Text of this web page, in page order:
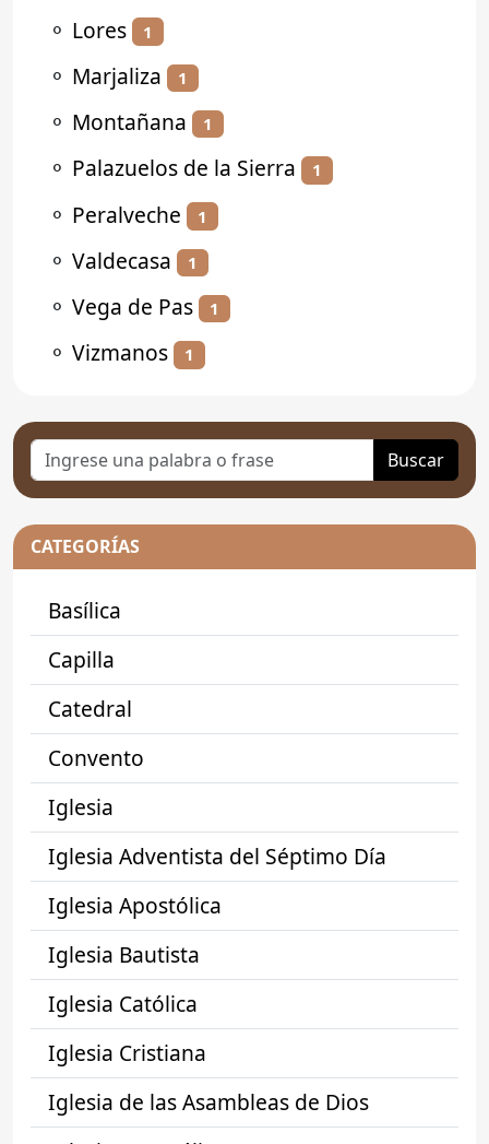
⚬ Lores 1
⚬ Marjaliza 1
⚬ Montañana 1
⚬ Palazuelos de la Sierra 1
⚬ Peralveche 1
⚬ Valdecasa 1
⚬ Vega de Pas 1
⚬ Vizmanos 1
Buscar
CATEGORÍAS
Basílica
Capilla
Catedral
Convento
Iglesia
Iglesia Adventista del Séptimo Día
Iglesia Apostólica
Iglesia Bautista
Iglesia Católica
Iglesia Cristiana
Iglesia de las Asambleas de Dios